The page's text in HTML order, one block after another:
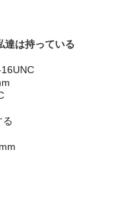
達は持っている